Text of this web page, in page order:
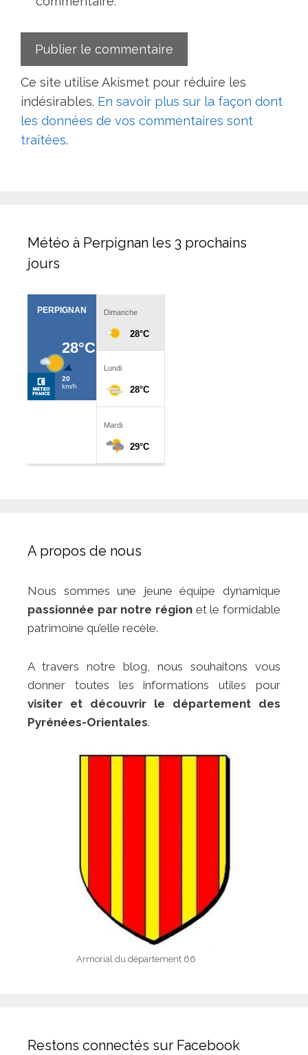
Ce site utilise Akismet pour réduire les
indésirables. En savoir plus sur la façon dont
les données de vos commentaires sont
traitées.
Météo à Perpignan les 3 prochains
jours
A propos de nous
Nous sommes une jeune équipe dynamique
passionnée par notre région et le formidable
patrimoine qu’elle recèle.
A travers notre blog, nous souhaitons vous
donner toutes les informations utiles pour
visiter et découvrir le département des
Pyrénées-Orientales.
Armorial du département 66
Restons connectés sur Facebook